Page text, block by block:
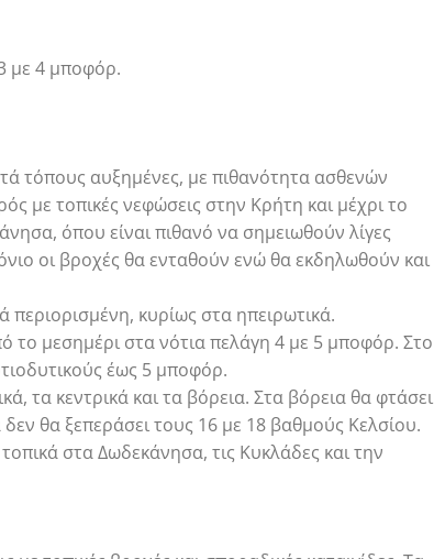
με 4 μποφόρ.
τόπους αυξημένες, με πιθανότητα ασθενών
με τοπικές νεφώσεις στην Κρήτη και μέχρι το
όπου είναι πιθανό να σημειωθούν λίγες
οι βροχές θα ενταθούν ενώ θα εκδηλωθούν και
περιορισμένη, κυρίως στα ηπειρωτικά.
το μεσημέρι στα νότια πελάγη 4 με 5 μποφόρ. Στο
έως 5 μποφόρ.
τα κεντρικά και τα βόρεια. Στα βόρεια θα φτάσει
θα ξεπεράσει τους 16 με 18 βαθμούς Κελσίου.
στα Δωδεκάνησα, τις Κυκλάδες και την